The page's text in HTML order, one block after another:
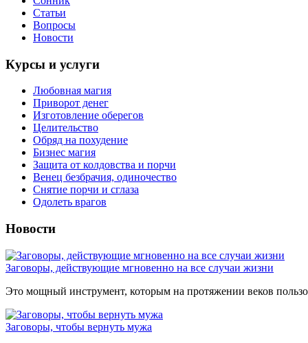
Статьи
Вопросы
Новости
Курсы и услуги
Любовная магия
Приворот денег
Изготовление оберегов
Целительство
Обряд на похудение
Бизнес магия
Защита от колдовства и порчи
Венец безбрачия, одиночество
Снятие порчи и сглаза
Одолеть врагов
Новости
Заговоры, действующие мгновенно на все случаи жизни
Это мощный инструмент, которым на протяжении веков
Заговоры, чтобы вернуть мужа